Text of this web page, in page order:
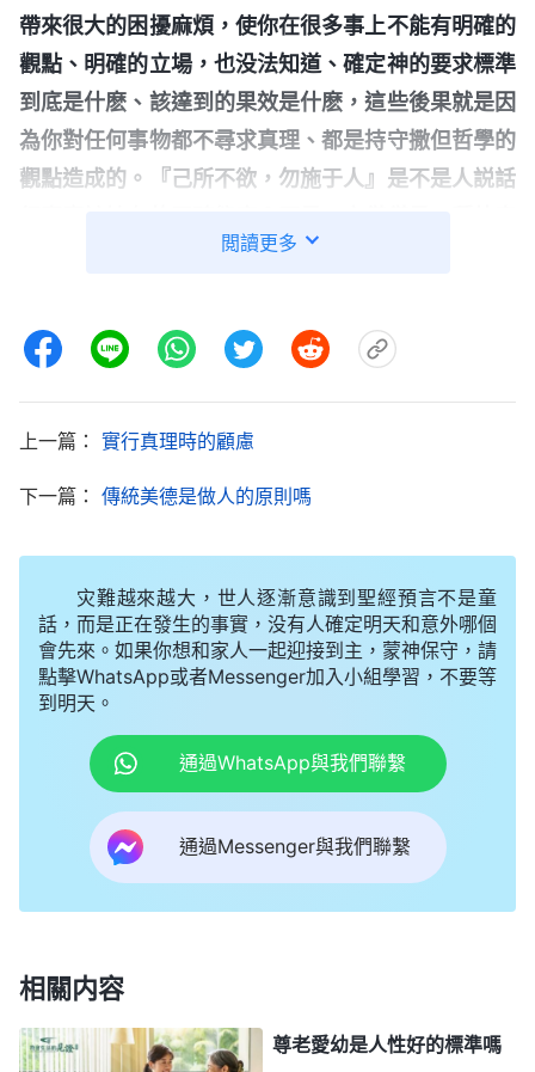
帶來很大的困擾麻煩，使你在很多事上不能有明確的
觀點、明確的立場，也没法知道、確定神的要求標準
到底是什麽、該達到的果效是什麽，這些後果就是因
為你對任何事物都不尋求真理、都是持守撒但哲學的
觀點造成的。『己所不欲，勿施于人』是不是人説話
似乎是很對的，似乎是很高尚、很善意的理論，但是
守的真理原則。」《話・卷六 關于追求真理・什麽是追
求真理（十）》神的話揭示的就是我待人接物的態
度。我發現大家盡本分的態度存在問題，不願明説明
點，外表看好像對大家很寬容，給大家留些面子，免
得讓人難堪，其實背後有自己的存心目的。因為我盡
完大家的問題，過後自己再出現相同的問題，那不是
打自己的臉嗎？我認為對别人嚴格就是在為難自己，
是不給自己留退路，所以我對待大家的問題就不想求
真，就想稀裏糊塗地過去。我明知如果盡本分一貫應
付糊弄，不單他們自己盡本分没果效、没
教會
工作，甚至帶來打岔攪擾。我作為負責人應
該盡到責任，針對大家的問題交通、指點，必要時還
得揭露解剖、對付修理，可我為了保住自己的臉面、
地位，連僅有的那一點兒想實行真理的心也没了。外
表看，我很善解人意，其實就是想維護自己、保全自
揭示，我根本意識不到不指點别人的問題這背後原來
麽詭詐。
閲讀更多
上一篇： 實行真理時的顧慮
下一篇： 傳統美德是做人的原則嗎
灾難越來越大，世人逐漸意識到聖經預言不是童
話，而是正在發生的事實，没有人確定明天和意外哪個
會先來。如果你想和家人一起迎接到主，蒙神保守，請
點擊WhatsApp或者Messenger加入小組學習，不要等
到明天。
通過WhatsApp與我們聯繫
通過Messenger與我們聯繫
相關内容
尊老愛幼是人性好的標準嗎